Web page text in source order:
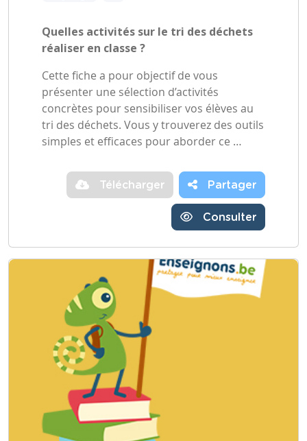
Quelles activités sur le tri des déchets
réaliser en classe ?
Cette fiche a pour objectif de vous
présenter une sélection d’activités
concrètes pour sensibiliser vos élèves au
tri des déchets. Vous y trouverez des outils
simples et efficaces pour aborder ce …
Télécharger Partager
Consulter